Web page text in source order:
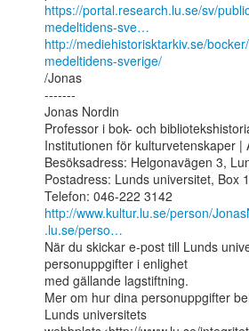
https://portal.research.lu.se/sv/
medeltidens-sve…
http://mediehistorisktarkiv.se/
medeltidens-sverige/
/Jonas
-------
Jonas Nordin
Professor i bok- och
Institutionen för kulturvetenskaper |
Besöksadress: Helgonavägen 3,
Postadress: Lunds universitet, Box
http://www.kultur.lu.se/person/
.lu.se/perso…
När du skickar e-post till Lunds
personuppgifter i enlighet
med gällande lagstiftning.
Mer om hur dina personuppgifter
Lunds universitets